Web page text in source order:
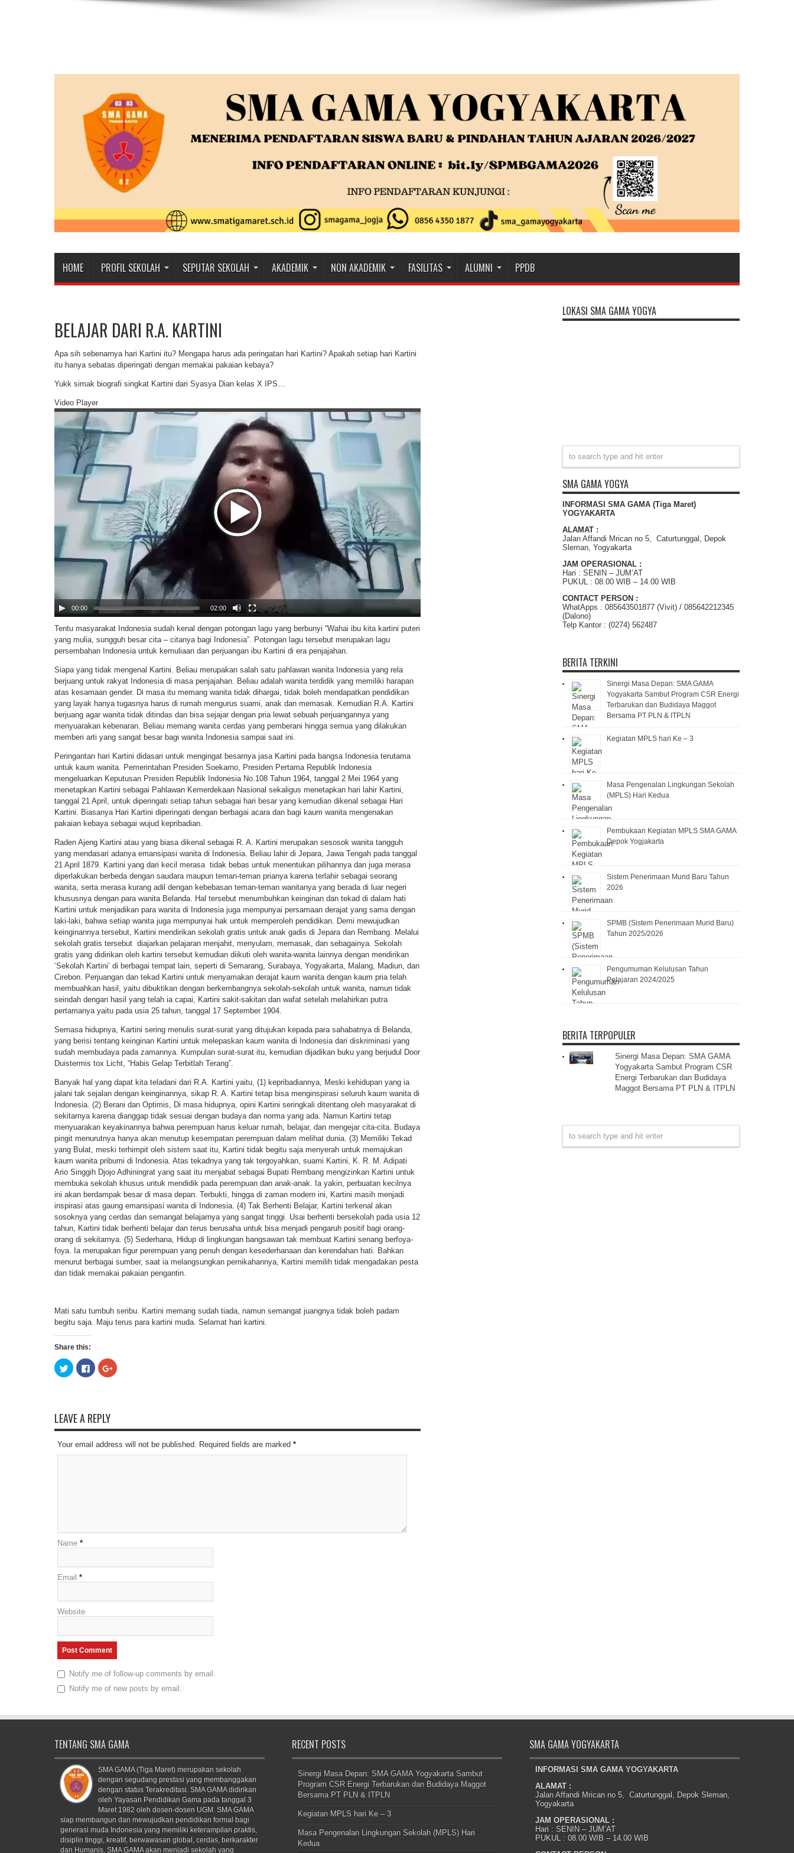
HOME PROFIL SEKOLAH SEPUTAR SEKOLAH AKADEMIK NON AKADEMIK FASILITAS ALUMNI PPDB
BELAJAR DARI R.A. KARTINI
Apa sih sebenarnya hari Kartini itu? Mengapa harus ada peringatan hari Kartini? Apakah setiap hari Kartini
itu hanya sebatas diperingati dengan memakai pakaian kebaya?
Yukk simak biografi singkat Kartini dari Syasya Dian kelas X IPS…
Video Player
00:00 02:00
Tentu masyarakat Indonesia sudah kenal dengan potongan lagu yang berbunyi “Wahai ibu kita kartini puteri
yang mulia, sungguh besar cita – citanya bagi Indonesia”. Potongan lagu tersebut merupakan lagu
persembahan Indonesia untuk kemuliaan dan perjuangan ibu Kartini di era penjajahan.
Siapa yang tidak mengenal Kartini. Beliau merupakan salah satu pahlawan wanita Indonesia yang rela
berjuang untuk rakyat Indonesia di masa penjajahan. Beliau adalah wanita terdidik yang memiliki harapan
atas kesamaan gender. Di masa itu memang wanita tidak dihargai, tidak boleh mendapatkan pendidikan
yang layak hanya tugasnya harus di rumah mengurus suami, anak dan memasak. Kemudian R.A. Kartini
berjuang agar wanita tidak ditindas dan bisa sejajar dengan pria lewat sebuah perjuangannya yang
menyuarakan kebenaran. Beliau memang wanita cerdas yang pemberani hingga semua yang dilakukan
memberi arti yang sangat besar bagi wanita Indonesia sampai saat ini.
Peringantan hari Kartini didasari untuk mengingat besarnya jasa Kartini pada bangsa Indonesia terutama
untuk kaum wanita. Pemerintahan Presiden Soekarno, Presiden Pertama Republik Indonesia
mengeluarkan Keputusan Presiden Republik Indonesia No.108 Tahun 1964, tanggal 2 Mei 1964 yang
menetapkan Kartini sebagai Pahlawan Kemerdekaan Nasional sekaligus menetapkan hari lahir Kartini,
tanggal 21 April, untuk diperingati setiap tahun sebagai hari besar yang kemudian dikenal sebagai Hari
Kartini. Biasanya Hari Kartini diperingati dengan berbagai acara dan bagi kaum wanita mengenakan
pakaian kebaya sebagai wujud kepribadian.
Raden Ajeng Kartini atau yang biasa dikenal sebagai R. A. Kartini merupakan sesosok wanita tangguh
yang mendasari adanya emansipasi wanita di Indonesia. Beliau lahir di Jepara, Jawa Tengah pada tanggal
21 April 1879. Kartini yang dari kecil merasa tidak bebas untuk menentukan pilihannya dan juga merasa
diperlakukan berbeda dengan saudara maupun teman-teman prianya karena terlahir sebagai seorang
wanita, serta merasa kurang adil dengan kebebasan teman-teman wanitanya yang berada di luar negeri
khususnya dengan para wanita Belanda. Hal tersebut menumbuhkan keinginan dan tekad di dalam hati
Kartini untuk menjadikan para wanita di Indonesia juga mempunyai persamaan derajat yang sama dengan
laki-laki, bahwa setiap wanita juga mempunyai hak untuk memperoleh pendidikan. Demi mewujudkan
keinginannya tersebut, Kartini mendirikan sekolah gratis untuk anak gadis di Jepara dan Rembang. Melalui
sekolah gratis tersebut diajarkan pelajaran menjahit, menyulam, memasak, dan sebagainya. Sekolah
gratis yang didirikan oleh kartini tersebut kemudian diikuti oleh wanita-wanita lainnya dengan mendirikan
‘Sekolah Kartini’ di berbagai tempat lain, seperti di Semarang, Surabaya, Yogyakarta, Malang, Madiun, dan
Cirebon. Perjuangan dan tekad Kartini untuk menyamakan derajat kaum wanita dengan kaum pria telah
membuahkan hasil, yaitu dibuktikan dengan berkembangnya sekolah-sekolah untuk wanita, namun tidak
seindah dengan hasil yang telah ia capai, Kartini sakit-sakitan dan wafat setelah melahirkan putra
pertamanya yaitu pada usia 25 tahun, tanggal 17 September 1904.
Semasa hidupnya, Kartini sering menulis surat-surat yang ditujukan kepada para sahabatnya di Belanda,
yang berisi tentang keinginan Kartini untuk melepaskan kaum wanita di Indonesia dari diskriminasi yang
sudah membudaya pada zamannya. Kumpulan surat-surat itu, kemudian dijadikan buku yang berjudul Door
Duistermis tox Licht, “Habis Gelap Terbitlah Terang”.
Banyak hal yang dapat kita teladani dari R.A. Kartini yaitu, (1) kepribadiannya, Meski kehidupan yang ia
jalani tak sejalan dengan keinginannya, sikap R. A. Kartini tetap bisa menginspirasi seluruh kaum wanita di
Indonesia. (2) Berani dan Optimis, Di masa hidupnya, opini Kartini seringkali ditentang oleh masyarakat di
sekitarnya karena dianggap tidak sesuai dengan budaya dan norma yang ada. Namun Kartini tetap
menyuarakan keyakinannya bahwa perempuan harus keluar rumah, belajar, dan mengejar cita-cita. Budaya
pingit menurutnya hanya akan menutup kesempatan perempuan dalam melihat dunia. (3) Memiliki Tekad
yang Bulat, meski terhimpit oleh sistem saat itu, Kartini tidak begitu saja menyerah untuk memajukan
kaum wanita pribumi di Indonesia. Atas tekadnya yang tak tergoyahkan, suami Kartini, K. R. M. Adipati
Ario Singgih Djojo Adhiningrat yang saat itu menjabat sebagai Bupati Rembang mengizinkan Kartini untuk
membuka sekolah khusus untuk mendidik pada perempuan dan anak-anak. Ia yakin, perbuatan kecilnya
ini akan berdampak besar di masa depan. Terbukti, hingga di zaman modern ini, Kartini masih menjadi
inspirasi atas gaung emansipasi wanita di Indonesia. (4) Tak Berhenti Belajar, Kartini terkenal akan
sosoknya yang cerdas dan semangat belajarnya yang sangat tinggi. Usai berhenti bersekolah pada usia 12
tahun, Kartini tidak berhenti belajar dan terus berusaha untuk bisa menjadi pengaruh positif bagi orang-
orang di sekitarnya. (5) Sederhana, Hidup di lingkungan bangsawan tak membuat Kartini senang berfoya-
foya. Ia merupakan figur perempuan yang penuh dengan kesederhanaan dan kerendahan hati. Bahkan
menurut berbagai sumber, saat ia melangsungkan pernikahannya, Kartini memilih tidak mengadakan pesta
dan tidak memakai pakaian pengantin.
Mati satu tumbuh seribu. Kartini memang sudah tiada, namun semangat juangnya tidak boleh padam
begitu saja. Maju terus para kartini muda. Selamat hari kartini.
Share this:
Click
to
share
new
window)
Click
to
share
new
window)
Click
to
LEAVE A REPLY
Your email address will not be published. Required fields are marked *
Name *
Email *
Website
Notify me of follow-up comments by email.
Notify me of new posts by email.
LOKASI SMA GAMA YOGYA
SMA GAMA YOGYA
INFORMASI SMA GAMA (Tiga Maret)
YOGYAKARTA
ALAMAT :
Jalan Affandi Mrican no 5, Caturtunggal, Depok
Sleman, Yogyakarta
JAM OPERASIONAL :
Hari : SENIN – JUM’AT
PUKUL : 08.00 WIB – 14.00 WIB
CONTACT PERSON :
WhatApps : 085643501877 (Vivit) / 085642212345
(Dalono)
Telp Kantor : (0274) 562487
BERITA TERKINI
Sinergi Masa Depan: SMA GAMA
Yogyakarta Sambut Program CSR Energi
Terbarukan dan Budidaya Maggot
Bersama PT PLN & ITPLN
Kegiatan MPLS hari Ke – 3
Masa Pengenalan Lingkungan Sekolah
(MPLS) Hari Kedua
Pembukaan Kegiatan MPLS SMA GAMA
Depok Yogjakarta
Sistem Penerimaan Murid Baru Tahun
2026
SPMB (Sistem Penerimaan Murid Baru)
Tahun 2025/2026
Pengumuman Kelulusan Tahun
Pelajaran 2024/2025
BERITA TERPOPULER
Sinergi Masa Depan: SMA GAMA
Yogyakarta Sambut Program CSR
Energi Terbarukan dan Budidaya
Maggot Bersama PT PLN & ITPLN
TENTANG SMA GAMA
SMA GAMA (Tiga Maret) merupakan sekolah
dengan segudang prestasi yang membanggakan
dengan status Terakreditasi. SMA GAMA didirikan
oleh Yayasan Pendidikan Gama pada tanggal 3
Maret 1982 oleh dosen-dosen UGM. SMA GAMA
siap membangun dan mewujudkan pendidikan formal bagi
generasi muda Indonesia yang memiliki keterampilan praktis,
disiplin tinggi, kreatif, berwawasan global, cerdas, berkarakter
dan Humanis. SMA GAMA akan menjadi sekolah yang
RECENT POSTS
Sinergi Masa Depan: SMA GAMA Yogyakarta Sambut
Program CSR Energi Terbarukan dan Budidaya Maggot
Bersama PT PLN & ITPLN
Kegiatan MPLS hari Ke – 3
Masa Pengenalan Lingkungan Sekolah (MPLS) Hari
Kedua
SMA GAMA YOGYAKARTA
INFORMASI SMA GAMA YOGYAKARTA
ALAMAT :
Jalan Affandi Mrican no 5, Caturtunggal, Depok Sleman,
Yogyakarta
JAM OPERASIONAL :
Hari : SENIN – JUM’AT
PUKUL : 08.00 WIB – 14.00 WIB